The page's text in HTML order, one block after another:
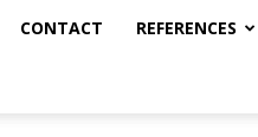
CONTACT REFERENCES